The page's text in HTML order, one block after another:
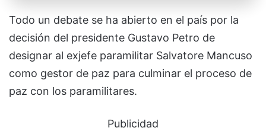
Todo un debate se ha abierto en el país por la
decisión del presidente Gustavo Petro de
designar al exjefe paramilitar Salvatore Mancuso
como gestor de paz para culminar el proceso de
paz con los paramilitares.
Publicidad